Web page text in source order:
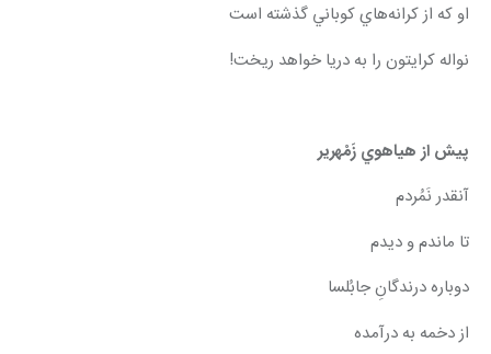
او كه از كرانه‌هاي كوباني گذشته است
نواله كرايتون را به دريا خواهد ريخت!
پيش از هياهوي زَمْهرير
آنقدر نَمُردم
تا ماندم و ديدم
دوباره درندگانِ جابُلسا
از دخمه به درآمده